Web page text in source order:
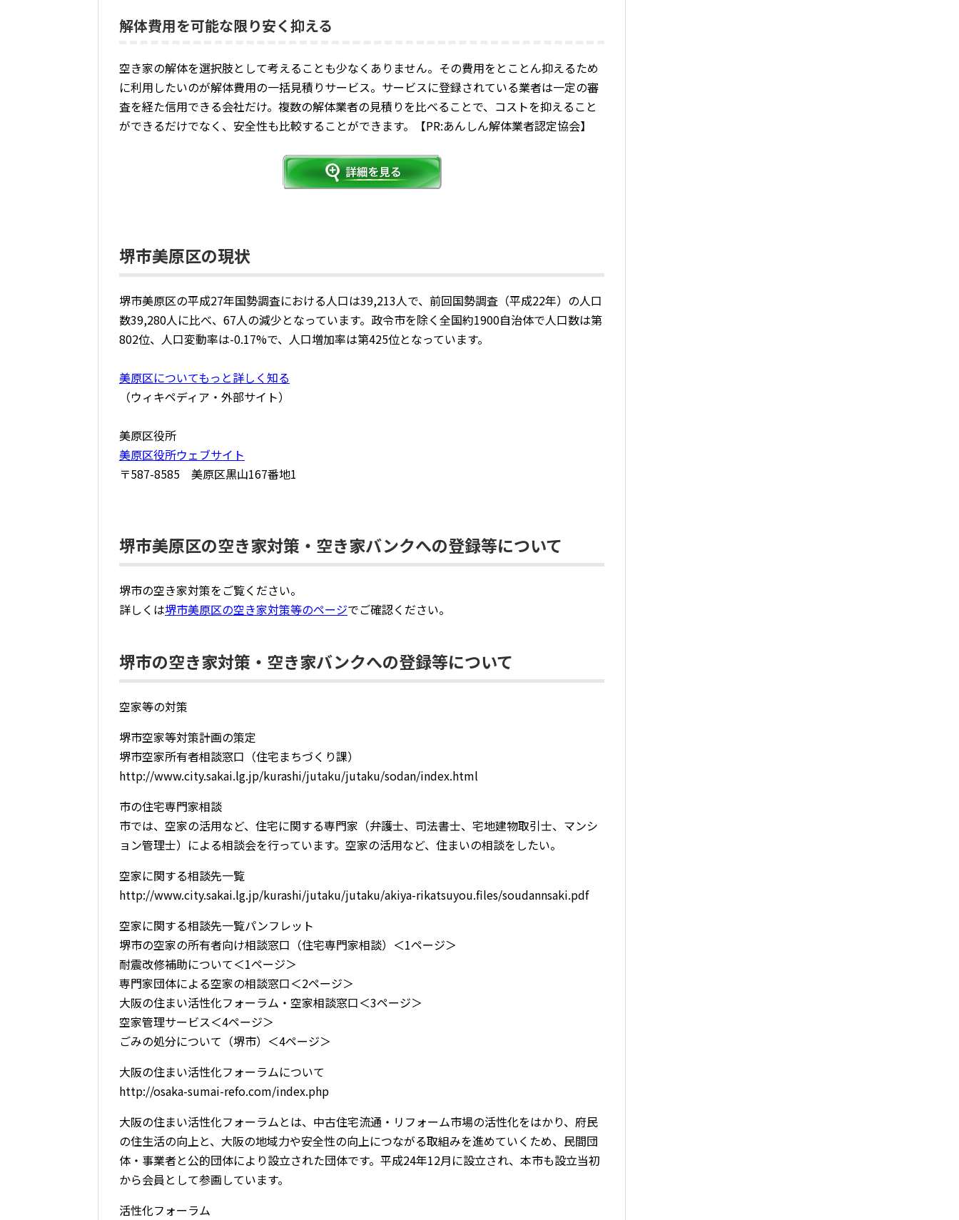
解体費用を可能な限り安く抑える
空き家の解体を選択肢として考えることも少なくありません。その費用をとことん抑えるため
に利用したいのが解体費用の一括見積りサービス。サービスに登録されている業者は一定の審
査を経た信用できる会社だけ。複数の解体業者の見積りを比べることで、コストを抑えること
ができるだけでなく、安全性も比較することができます。【PR:あんしん解体業者認定協会】
堺市美原区の現状
堺市美原区の平成27年国勢調査における人口は39,213人で、前回国勢調査（平成22年）の人口
数39,280人に比べ、67人の減少となっています。政令市を除く全国約1900自治体で人口数は第
802位、人口変動率は-0.17%で、人口増加率は第425位となっています。
美原区についてもっと詳しく知る
（ウィキペディア・外部サイト）
美原区役所
美原区役所ウェブサイト
〒587-8585 美原区黒山167番地1
堺市美原区の空き家対策・空き家バンクへの登録等について
堺市の空き家対策をご覧ください。
詳しくは堺市美原区の空き家対策等のページでご確認ください。
堺市の空き家対策・空き家バンクへの登録等について
空家等の対策
堺市空家等対策計画の策定
堺市空家所有者相談窓口（住宅まちづくり課）
http://www.city.sakai.lg.jp/kurashi/jutaku/jutaku/sodan/index.html
市の住宅専門家相談
市では、空家の活用など、住宅に関する専門家（弁護士、司法書士、宅地建物取引士、マンシ
ョン管理士）による相談会を行っています。空家の活用など、住まいの相談をしたい。
空家に関する相談先一覧
http://www.city.sakai.lg.jp/kurashi/jutaku/jutaku/akiya-rikatsuyou.files/soudannsaki.pdf
空家に関する相談先一覧パンフレット
堺市の空家の所有者向け相談窓口（住宅専門家相談）＜1ページ＞
耐震改修補助について＜1ページ＞
専門家団体による空家の相談窓口＜2ページ＞
大阪の住まい活性化フォーラム・空家相談窓口＜3ページ＞
空家管理サービス＜4ページ＞
ごみの処分について（堺市）＜4ページ＞
大阪の住まい活性化フォーラムについて
http://osaka-sumai-refo.com/index.php
大阪の住まい活性化フォーラムとは、中古住宅流通・リフォーム市場の活性化をはかり、府民
の住生活の向上と、大阪の地域力や安全性の向上につながる取組みを進めていくため、民間団
体・事業者と公的団体により設立された団体です。平成24年12月に設立され、本市も設立当初
から会員として参画しています。
活性化フォーラム